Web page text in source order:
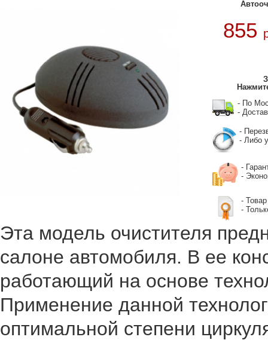
855
- По
-
-
- Либо
-
-
- Товар
-
Эта модель очистителя
салоне автомобиля. В ее
работающий на основе
Применение данной
оптимальной степени